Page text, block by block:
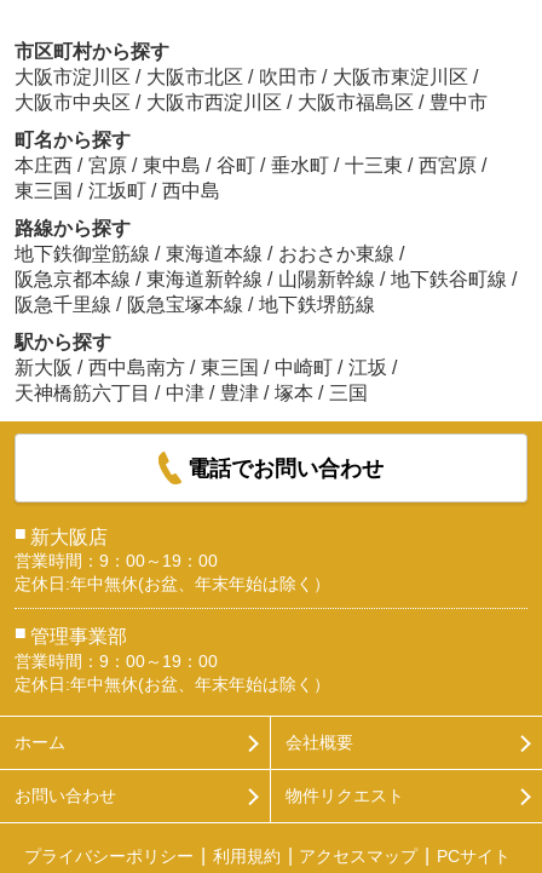
市区町村から探す
大阪市淀川区 / 大阪市北区 / 吹田市 / 大阪市東淀川区 /
大阪市中央区 / 大阪市西淀川区 / 大阪市福島区 / 豊中市
町名から探す
本庄西 / 宮原 / 東中島 / 谷町 / 垂水町 / 十三東 / 西宮原 /
東三国 / 江坂町 / 西中島
路線から探す
地下鉄御堂筋線 / 東海道本線 / おおさか東線 /
阪急京都本線 / 東海道新幹線 / 山陽新幹線 / 地下鉄谷町線 /
阪急千里線 / 阪急宝塚本線 / 地下鉄堺筋線
駅から探す
新大阪 / 西中島南方 / 東三国 / 中崎町 / 江坂 /
天神橋筋六丁目 / 中津 / 豊津 / 塚本 / 三国
電話でお問い合わせ
■ 新大阪店
営業時間：9：00～19：00
定休日:年中無休(お盆、年末年始は除く）
■ 管理事業部
営業時間：9：00～19：00
定休日:年中無休(お盆、年末年始は除く）
ホーム 会社概要
お問い合わせ 物件リクエスト
プライバシーポリシー 利用規約 アクセスマップ
PCサイト